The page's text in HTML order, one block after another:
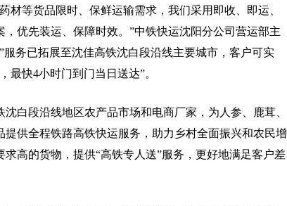
等货品限时、保鲜运输需求，我们采用即收、即运、
，优先装运、保障时效。”中铁快运沈阳分公司营运部主
服务已拓展至沈佳高铁沈白段沿线主要城市，客户可实
最快4小时门到门当日送达”。
段沿线地区农产品市场和电商厂家，为人参、鹿茸、
供全程铁路高铁快运服务，助力乡村全面振兴和农民增
高的货物，提供“高铁专人送”服务，更好地满足客户差